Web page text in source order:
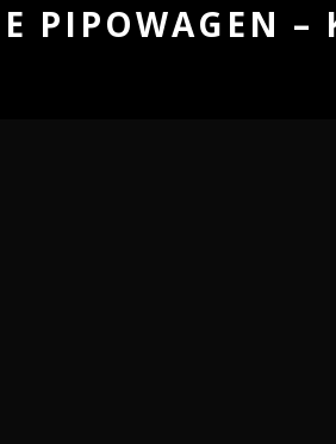
PIPOWAGEN –